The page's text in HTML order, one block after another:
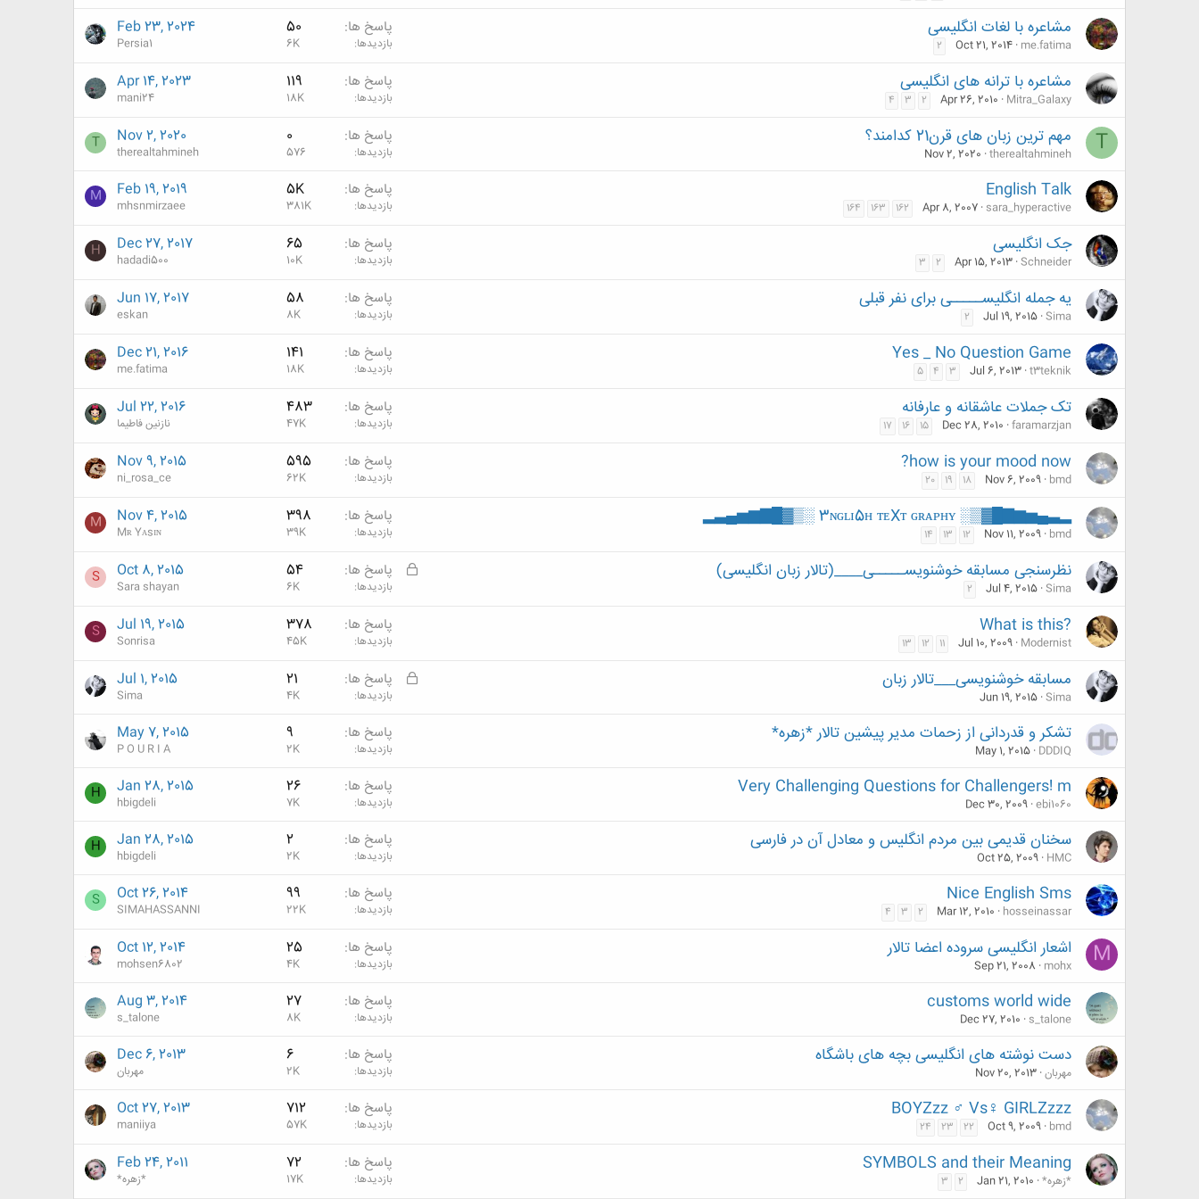
مشاعره با لغات انگلیسی
me.fatima
Oct 21, 2014
2
پاسخ ها 50
بازدیدها 6K
Feb 23, 2024
Persia1
مشاعره با ترانه های انگلیسی
Mitra_Galaxy
Apr 26, 2010
2
3
4
پاسخ ها 119
بازدیدها 18K
Apr 14, 2023
mani24
T مهم ترین زبان های قرن21 کدامند؟
therealtahmineh
Nov 2, 2020
پاسخ ها 0
بازدیدها 576
Nov 2, 2020
therealtahmineh
T
English Talk
sara_hyperactive
Apr 8, 2007
162
163
164
پاسخ ها 5K
بازدیدها 381K
Feb 19, 2019
mhsnmirzaee
M
جک انگلیسی
Schneider
Apr 15, 2013
2
3
پاسخ ها 65
بازدیدها 10K
Dec 27, 2017
hadadi500
H
یه جمله انگلیســـــی برای نفر قبلی
Sima
Jul 19, 2015
2
پاسخ ها 58
بازدیدها 8K
Jun 17, 2017
eskan
Yes _ No Question Game
t3teknik
Jul 6, 2013
3
4
5
پاسخ ها 141
بازدیدها 18K
Dec 21, 2016
me.fatima
تک جملات عاشقانه و عارفانه
faramarzjan
Dec 28, 2010
15
16
17
پاسخ ها 483
بازدیدها 47K
Jul 22, 2016
نازنین فاطیما
how is your mood now?
bmd
Nov 6, 2009
18
19
20
پاسخ ها 595
بازدیدها 62K
Nov 9, 2015
ni_rosa_ce
▂▃▄▅▆▇█▓▒░ 3ɴɢʟɪ5ʜ ᴛᴇXᴛ ɢʀᴀᴘʜʏ ░▒▓█▇▆▅▄▃▂
bmd
Nov 11, 2009
12
13
14
پاسخ ها 398
بازدیدها 39K
Nov 4, 2015
Mʀ Yᴀsɪɴ
M
ق
نظرسنجی مسابقه خوشنویســـــی____(تالار زبان انگلیسی)
Sima
Jul 4, 2015
2
پاسخ ها 54
بازدیدها 6K
Oct 8, 2015
Sara shayan
S
?What is this
Modernist
Jul 10, 2009
11
12
13
پاسخ ها 378
بازدیدها 45K
Jul 19, 2015
Sonrisa
S
ق
مسابقه خوشنویسی___تالار زبان
Sima
Jun 19, 2015
پاسخ ها 21
بازدیدها 4K
Jul 1, 2015
Sima
تشکر و قدردانی از زحمات مدیر پیشین تالار *زهره*
DDDIQ
May 1, 2015
پاسخ ها 9
بازدیدها 2K
May 7, 2015
P O U R I A
Very Challenging Questions for Challengers! m
ebi1060
Dec 30, 2009
پاسخ ها 26
بازدیدها 7K
Jan 28, 2015
hbigdeli
H
سخنان قدیمی بین مردم انگلیس و معادل آن در فارسی
HMC
Oct 25, 2009
پاسخ ها 2
بازدیدها 2K
Jan 28, 2015
hbigdeli
H
Nice English Sms
hosseinassar
Mar 12, 2010
2
3
4
پاسخ ها 99
بازدیدها 22K
Oct 26, 2014
SIMAHASSANNI
S
M اشعار انگلیسی سروده اعضا تالار
mohx
Sep 21, 2008
پاسخ ها 25
بازدیدها 4K
Oct 12, 2014
mohsen6802
customs world wide
s_talone
Dec 27, 2010
پاسخ ها 27
بازدیدها 8K
Aug 3, 2014
s_talone
دست نوشته های انگلیسی بچه های باشگاه
مهربان Nov 20, 2013
پاسخ ها 6
بازدیدها 2K
Dec 6, 2013
مهربان
BOYZzz ♂ Vs♀ GIRLZzzz
bmd
Oct 9, 2009
22
23
24
پاسخ ها 712
بازدیدها 57K
Oct 27, 2013
maniiya
SYMBOLS and their Meaning
*زهره* Jan 21, 2010
2
3
پاسخ ها 72
بازدیدها 17K
Feb 24, 2011
*زهره*